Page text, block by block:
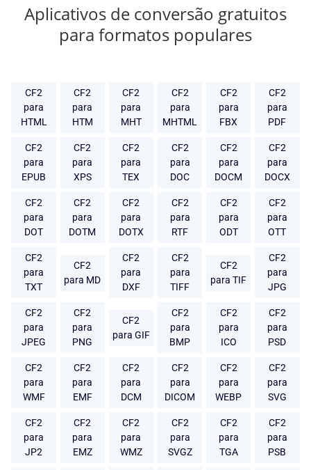
Aplicativos de conversão gratuitos
para formatos populares
CF2
para
HTML
CF2
para
HTM
CF2
para
MHT
CF2
para
MHTML
CF2
para
FBX
CF2
para
PDF
CF2
para
EPUB
CF2
para
XPS
CF2
para
TEX
CF2
para
DOC
CF2
para
DOCM
CF2
para
DOCX
CF2
para
DOT
CF2
para
DOTM
CF2
para
DOTX
CF2
para
RTF
CF2
para
ODT
CF2
para
OTT
CF2
para
TXT
CF2
para MD
CF2
para
DXF
CF2
para
TIFF
CF2
para TIF
CF2
para
JPG
CF2
para
JPEG
CF2
para
PNG
CF2
para GIF
CF2
para
BMP
CF2
para
ICO
CF2
para
PSD
CF2
para
WMF
CF2
para
EMF
CF2
para
DCM
CF2
para
DICOM
CF2
para
WEBP
CF2
para
SVG
CF2
para
JP2
CF2
para
EMZ
CF2
para
WMZ
CF2
para
SVGZ
CF2
para
TGA
CF2
para
PSB